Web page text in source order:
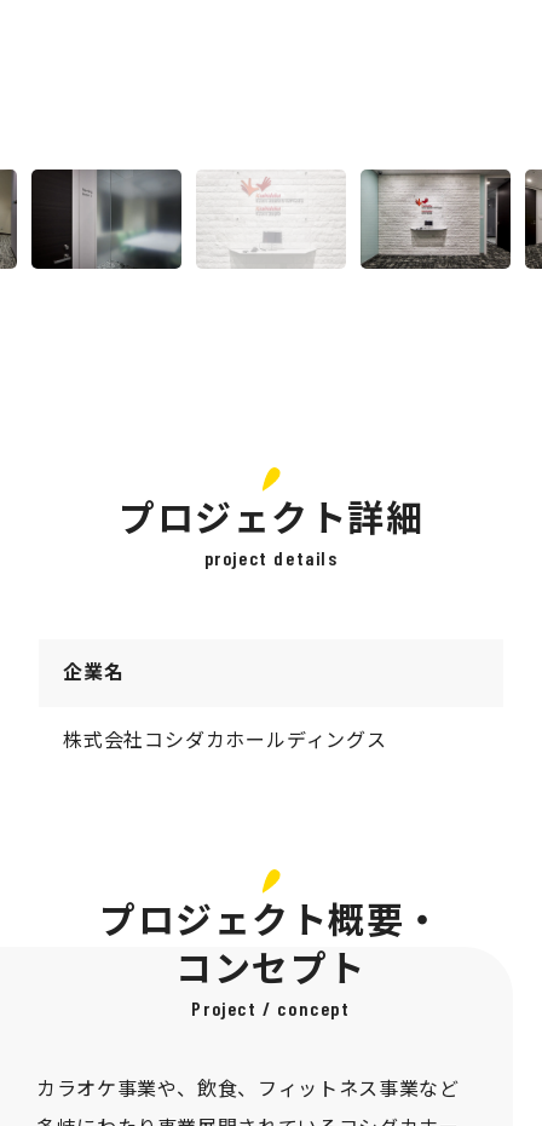
プロジェクト詳細
project details
企業名
株式会社コシダカホールディングス
プロジェクト概要・
コンセプト
Project / concept
カラオケ事業や、飲食、フィットネス事業など